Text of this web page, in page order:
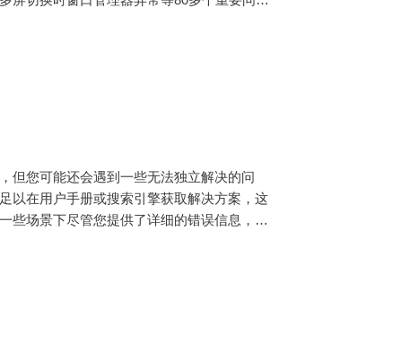
但您可能还会遇到一些无法独立解决的问
以在用户手册或搜索引擎获取解决方案，这
些场景下尽管您提供了详细的错误信息，他